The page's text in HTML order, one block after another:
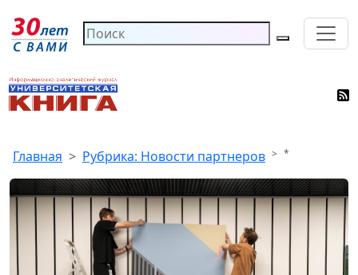
Главная Рубрика: Новости партнеров *